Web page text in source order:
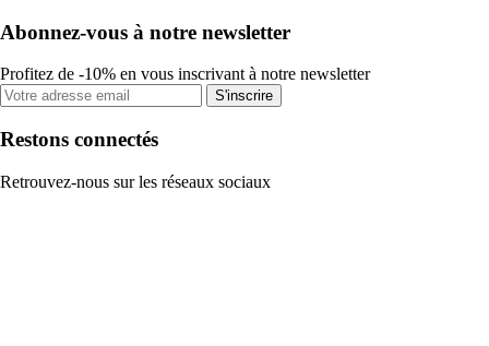
Abonnez-vous à notre newsletter
Profitez de -10% en vous inscrivant à notre newsletter
S'inscrire
Restons connectés
Retrouvez-nous sur les réseaux sociaux